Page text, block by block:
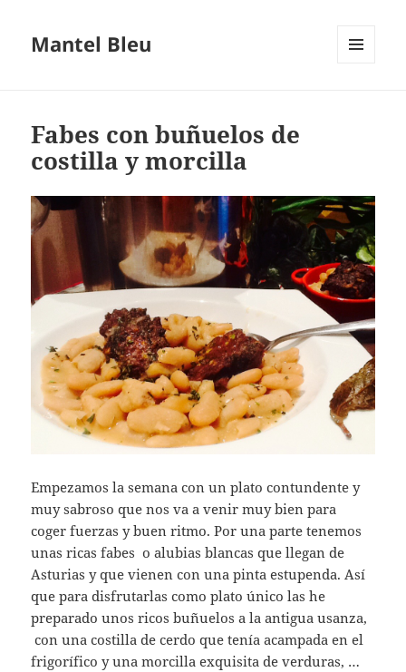
Mantel Bleu
Fabes con buñuelos de
costilla y morcilla
Empezamos la semana con un plato contundente y
muy sabroso que nos va a venir muy bien para
coger fuerzas y buen ritmo. Por una parte tenemos
unas ricas fabes o alubias blancas que llegan de
Asturias y que vienen con una pinta estupenda. Así
que para disfrutarlas como plato único las he
preparado unos ricos buñuelos a la antigua usanza,
con una costilla de cerdo que tenía acampada en el
frigorífico y una morcilla exquisita de verduras, …